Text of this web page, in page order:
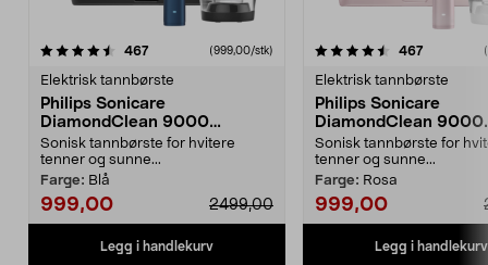
467anmeldelser(999,00/stk)
Elektrisk tannbørste
Philips Sonicare
DiamondClean 9000
elektrisk tannbørste, Special
Edition
Sonisk tannbørste for hvitere
tenner og sunne...
Farge: Blå
999,00 2499,00
Legg i handlekurv
4.5 av 5 stjerner 467
Elektrisk tannbørste
Philips Sonicare
DiamondClean 9000
elektrisk tannbørste,
Edition
Sonisk tannbørste for
tenner og sunne...
Farge: Rosa
999,00
Legg i handlekurv
4.5 av 5 stjerner